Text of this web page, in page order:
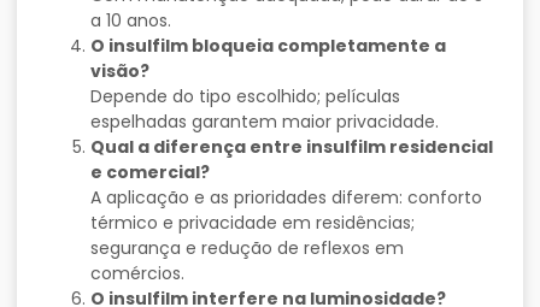
a 10 anos.
O insulfilm bloqueia completamente a
visão?
Depende do tipo escolhido; películas
espelhadas garantem maior privacidade.
Qual a diferença entre insulfilm residencial
e comercial?
A aplicação e as prioridades diferem: conforto
térmico e privacidade em residências;
segurança e redução de reflexos em
comércios.
O insulfilm interfere na luminosidade?